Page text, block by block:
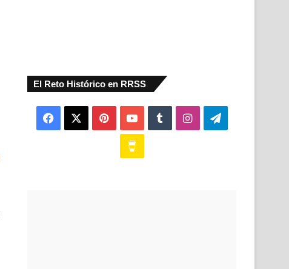
El Reto Histórico en RRSS
Facebook PinterestYouTubeTumblrInstagramTelegram